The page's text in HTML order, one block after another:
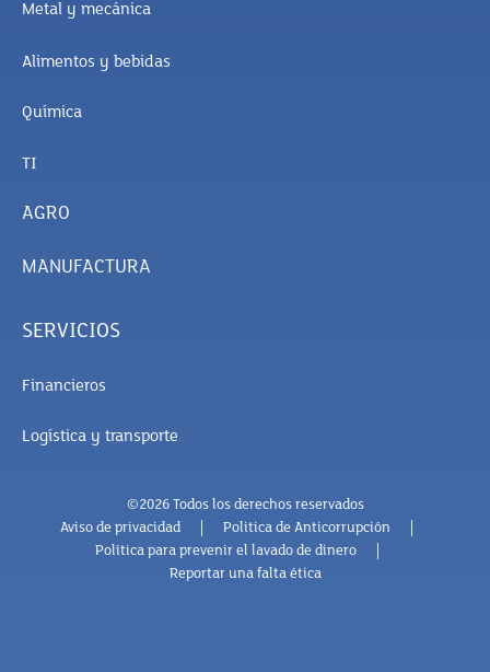
Metal y mecánica
Alimentos y bebidas
Química
TI
AGRO
MANUFACTURA
SERVICIOS
Financieros
Logística y transporte
©2026 Todos los derechos reservados
Aviso de privacidad
Politica de Anticorrupción
Política para prevenir el lavado de dinero
Reportar una falta ética